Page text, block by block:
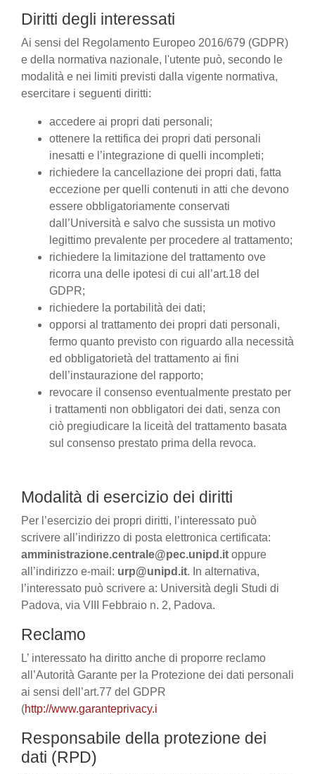
Diritti degli interessati
Ai sensi del Regolamento Europeo 2016/679 (GDPR)
e della normativa nazionale, l'utente può, secondo le
modalità e nei limiti previsti dalla vigente normativa,
esercitare i seguenti diritti:
accedere ai propri dati personali;
ottenere la rettifica dei propri dati personali
inesatti e l’integrazione di quelli incompleti;
richiedere la cancellazione dei propri dati, fatta
eccezione per quelli contenuti in atti che devono
essere obbligatoriamente conservati
dall’Università e salvo che sussista un motivo
legittimo prevalente per procedere al trattamento;
richiedere la limitazione del trattamento ove
ricorra una delle ipotesi di cui all’art.18 del
GDPR;
richiedere la portabilità dei dati;
opporsi al trattamento dei propri dati personali,
fermo quanto previsto con riguardo alla necessità
ed obbligatorietà del trattamento ai fini
dell’instaurazione del rapporto;
revocare il consenso eventualmente prestato per
i trattamenti non obbligatori dei dati, senza con
ciò pregiudicare la liceità del trattamento basata
sul consenso prestato prima della revoca.
Modalità di esercizio dei diritti
Per l’esercizio dei propri diritti, l’interessato può
scrivere all’indirizzo di posta elettronica certificata:
amministrazione.centrale@pec.unipd.it oppure
all’indirizzo e-mail: urp@unipd.it. In alternativa,
l’interessato può scrivere a: Università degli Studi di
Padova, via VIII Febbraio n. 2, Padova.
Reclamo
L’ interessato ha diritto anche di proporre reclamo
all’Autorità Garante per la Protezione dei dati personali
ai sensi dell’art.77 del GDPR
(http://www.garanteprivacy.i
Responsabile della protezione dei
dati (RPD)